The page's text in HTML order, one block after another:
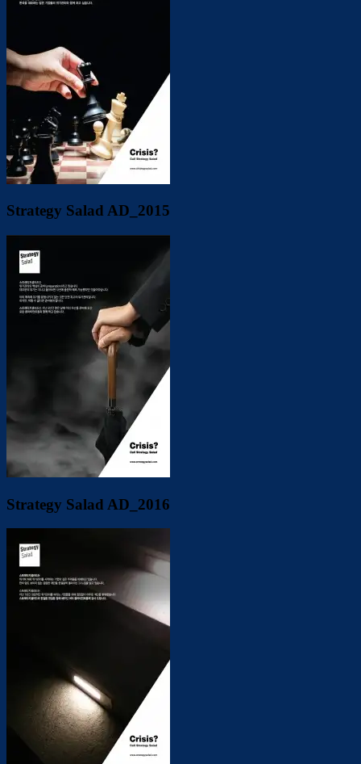
Strategy Salad AD_2015
Strategy Salad AD_2016